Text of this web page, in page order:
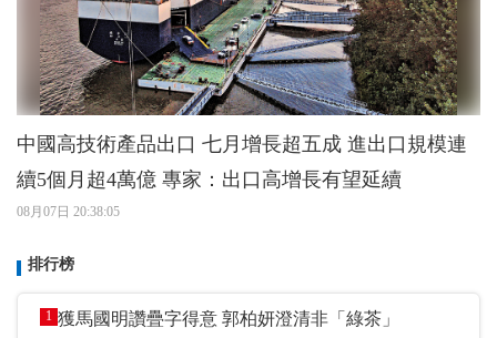
中國高技術產品出口 七月增長超五成 進出口規模連
續5個月超4萬億 專家：出口高增長有望延續
08月07日 20:38:05
排行榜
1 獲馬國明讚疊字得意 郭柏妍澄清非「綠茶」